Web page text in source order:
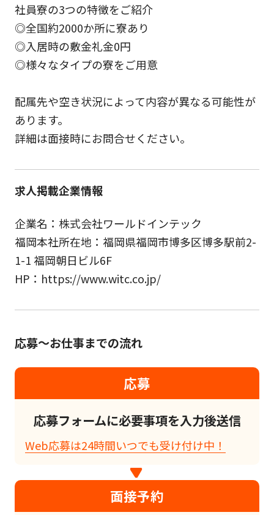
社員寮の3つの特徴をご紹介
◎全国約2000か所に寮あり
◎入居時の敷金礼金0円
◎様々なタイプの寮をご用意
配属先や空き状況によって内容が異なる可能性が
あります。
詳細は面接時にお問合せください。
求人掲載企業情報
企業名：株式会社ワールドインテック
福岡本社所在地：福岡県福岡市博多区博多駅前2-
1-1 福岡朝日ビル6F
HP：https://www.witc.co.jp/
応募～お仕事までの流れ
応募
応募フォームに必要事項を入力後送信
Web応募は24時間いつでも受け付け中！
面接予約